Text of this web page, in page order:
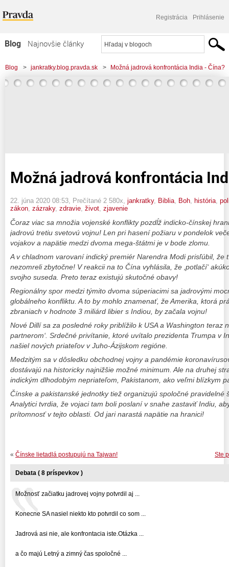
Registrácia Prihlásenie
Blog
Najnovšie články
Najčítanejšie články
Najkomentovanejšie články
Blog > jankratky.blog.pravda.sk > Možná jadrová konfrontácia India - Čína?
Možná jadrová konfrontácia
22. júna 2020 08:53 , Prečítané 2 580x, jankratky, Biblia Boh história
zákon zázraky, zdravie život zjavenie
Čoraz viac sa množia vojenské konflikty pozdĺž indicko-čínskej
jadrovú tretiu svetovú vojnu! Len pri hasení požiaru v pondelok
vojakov a napätie medzi dvoma mega-štátmi je v bode zlomu.
A v chladnom varovaní indický premiér Narendra Modi prisľúbil,
nezomreli zbytočne! V reakcii na to Čína vyhlásila, že ‚potlačí‘
svojho suseda. Preto teraz existujú skutočné obavy!
Regionálny spor medzi týmito dvoma súperiacimi sa jadrovými
globálneho konfliktu. A to by mohlo znamenať, že Amerika, ktorá
zbraniach v hodnote 3 miliárd libier s Indiou, by začala vojnu!
Nové Dillí sa za posledné roky priblížilo k USA a Washington teraz
partnerom‘. Srdečné privítanie, ktoré uvítalo prezidenta Trumpa v
našiel nových priateľov v Juho-Ázijskom regióne.
Medzitým sa v dôsledku obchodnej vojny a pandémie
dostávajú na historicky najnižšie možné minimum. Ale na druhej
indickým dlhodobým nepriateľom, Pakistanom, ako veľmi blízkym
Čínske a pakistanské jednotky tiež organizujú spoločné pravidelné
Analytici tvrdia, že vojaci tam boli poslaní v snahe zastaviť Indiu,
prítomnosť v tejto oblasti. Od jari narastá napätie na hranici!
Ste
« Čínske lietadlá postupujú na Tajwan!
Debata ( 8 príspevkov )
Možnosť začiatku jadrovej vojny potvrdil aj ...
Konecne SA nasiel niekto kto potvrdil co som ...
Jadrová asi nie, ale konfrontacia iste.Otázka ...
a čo majú Letný a zimný čas spoločné ...